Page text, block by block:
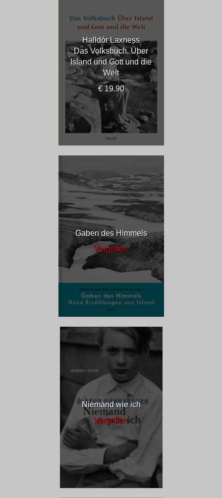
Halldór Laxness
Das Volksbuch. Über
Island und Gott und die
Welt
€ 19.90
Gaben des Himmels
Vergriffen
Niemand wie ich
Vergriffen